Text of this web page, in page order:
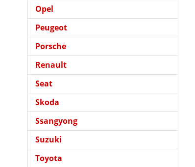
Opel
Peugeot
Porsche
Renault
Seat
Skoda
Ssangyong
Suzuki
Toyota